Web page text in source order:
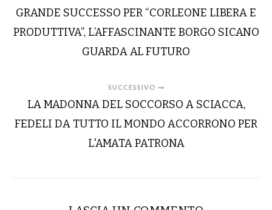
GRANDE SUCCESSO PER “CORLEONE LIBERA E
PRODUTTIVA”, L’AFFASCINANTE BORGO SICANO
GUARDA AL FUTURO
SUCCESSIVO
LA MADONNA DEL SOCCORSO A SCIACCA,
FEDELI DA TUTTO IL MONDO ACCORRONO PER
L'AMATA PATRONA